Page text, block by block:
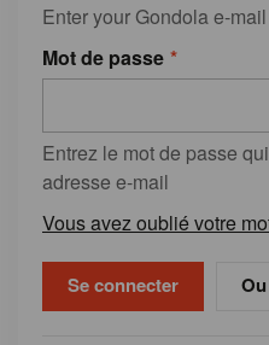
Enter your Gondola e-
Mot de passe
Entrez le mot de passe
adresse e-mail
Vous avez oublié votre